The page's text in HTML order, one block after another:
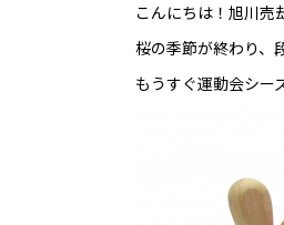
こんにちは！旭川売
桜の季節が終わり
もうすぐ運動会シー